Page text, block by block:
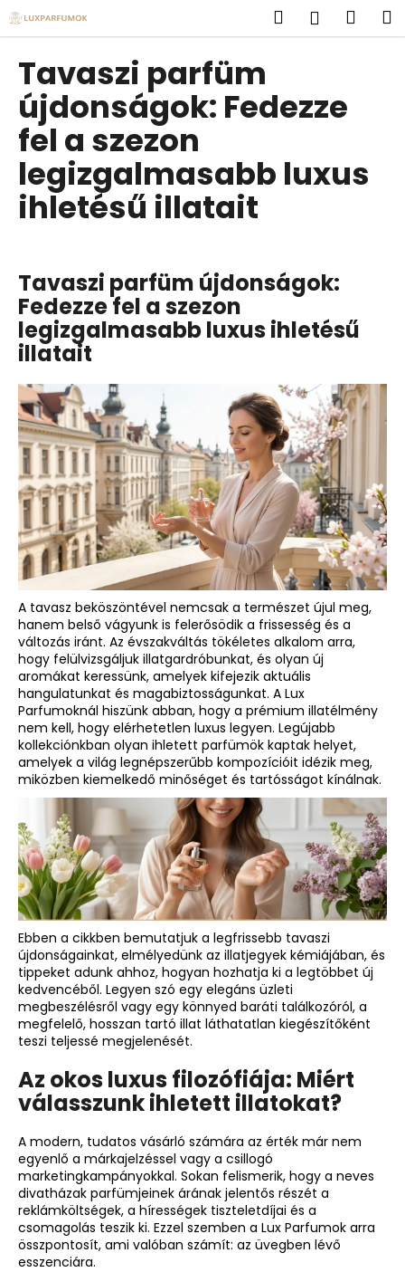
Ugrás
fő
tartalomhoz
Keresés
Tavaszi parfüm
újdonságok: Fedezze
fel a szezon
legizgalmasabb luxus
ihletésű illatait
Tavaszi parfüm újdonságok:
Fedezze fel a szezon
legizgalmasabb luxus ihletésű
illatait
A tavasz beköszöntével nemcsak a természet újul meg,
hanem belső vágyunk is felerősödik a frissesség és a
változás iránt. Az évszakváltás tökéletes alkalom arra,
hogy felülvizsgáljuk illatgardróbunkat, és olyan új
aromákat keressünk, amelyek kifejezik aktuális
hangulatunkat és magabiztosságunkat. A Lux
Parfumoknál hiszünk abban, hogy a prémium illatélmény
nem kell, hogy elérhetetlen luxus legyen. Legújabb
kollekciónkban olyan ihletett parfümök kaptak helyet,
amelyek a világ legnépszerűbb kompozícióit idézik meg,
miközben kiemelkedő minőséget és tartósságot kínálnak.
Ebben a cikkben bemutatjuk a legfrissebb tavaszi
újdonságainkat, elmélyedünk az illatjegyek kémiájában, és
tippeket adunk ahhoz, hogyan hozhatja ki a legtöbbet új
kedvencéből. Legyen szó egy elegáns üzleti
megbeszélésről vagy egy könnyed baráti találkozóról, a
megfelelő, hosszan tartó illat láthatatlan kiegészítőként
teszi teljessé megjelenését.
Az okos luxus filozófiája: Miért
válasszunk ihletett illatokat?
A modern, tudatos vásárló számára az érték már nem
egyenlő a márkajelzéssel vagy a csillogó
marketingkampányokkal. Sokan felismerik, hogy a neves
divatházak parfümjeinek árának jelentős részét a
reklámköltségek, a hírességek tiszteletdíjai és a
csomagolás teszik ki. Ezzel szemben a Lux Parfumok arra
összpontosít, ami valóban számít: az üvegben lévő
esszenciára.
K
o
M
i
t
k
e
r
?
A
j
á
n
l
j
u
k
LUX
PARFUM
086
–
CAT
DELUXE
AT
NIGHT
IHLETTE
INSPIRÁLT
–
NAOMI
CAMPBELL
Ft590